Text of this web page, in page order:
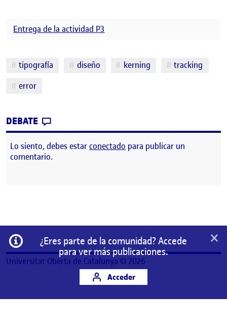
Entrega de la actividad P3
Etiquetas
tipografía diseño kerning
tracking
error
DEBATE
Lo siento, debes estarconectado para publicar un
comentario.
Información
¿Eres parte de la comunidad? Accede
para ver más publicaciones.
Acceder
×
Universitat Oberta de Catalunya © 2026